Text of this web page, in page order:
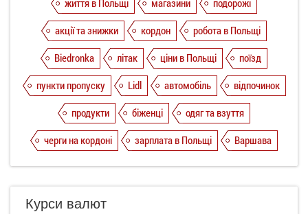
акції та знижки
кордон
робота в Польщі
Biedronka
літак ціни в Польщі
поїзд
пункти пропуску
Lidl автомобіль
відпочинок
продукти
біженці
одяг та взуття
черги на кордоні
зарплата в Польщі Варшава
Курси валют